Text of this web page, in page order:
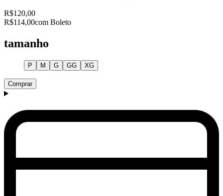
R$120,00
R$114,00com Boleto
tamanho
P M G GG XG
Comprar